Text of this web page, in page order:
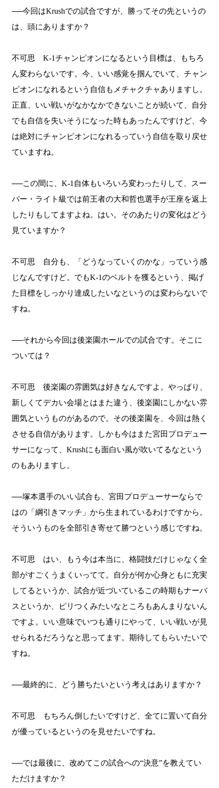
──今回はKrushでの試合ですが、勝ってその先というの
は、頭にありますか？
不可思 K-1チャンピオンになるという目標は、もちろ
ん変わらないです。今、いい感覚を掴んでいて、チャン
ピオンになれるという自信もメチャクチャありますし。
正直、いい戦いがなかなかできないことが続いて、自分
でも自信を失いそうになった時もあったんですけど、今
は絶対にチャンピオンになれるっていう自信を取り戻せ
ていますね。
──この間に、 K-1 自体もいろいろ変わったりして、スー
パー・ライト級では前王者の大和哲也選手が王座を返上
したりもしてますよね。はい。そのあたりの変化はどう
見ていますか？
不可思 自分も、「どうなっていくのかな」っていう感
じなんですけど。でもK-1のベルトを獲るという、掲げ
た目標をしっかり達成したいなというのは変わらないで
すね。
──それから今回は後楽園ホールでの試合です。そこに
ついては？
不可思 後楽園の雰囲気は好きなんですよ。やっぱり、
新しくてデカい会場とはまた違う、後楽園にしかない雰
囲気というものがあるので。その後楽園を、今回は熱く
させる自信があります。しかも今はまた宮田プロデュー
サーになって、 Krushにも面白い風が吹いてるなという
のもありますし。
──塚本選手のいい試合も、宮田プロデューサーならで
はの「綱引きマッチ」から生まれているわけですから。
そういうものを全部引き寄せて勝つという感じですね。
不可思 はい、もう今は本当に、格闘技だけじゃなく全
部がすごくうまくいってて。自分が何か心身ともに充実
してるというか、試合が近づいているこの時期もナーバ
スというか、ピリつくみたいなところもあんまりないん
ですよ。いい意味でいつも通りにやって、いい戦いが見
せられるだろうなと思ってます。期待してもらいたいで
すね。
──最終的に、どう勝ちたいという考えはありますか？
不可思 もちろん倒したいですけど、全てに置いて自分
が優っているというのを見せたいですね。
──では最後に、改めてこの試合への“決意”を教えてい
ただけますか？